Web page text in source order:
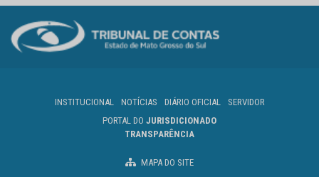
INSTITUCIONAL NOTÍCIAS DIÁRIO OFICIAL
SERVIDOR
PORTAL DO JURISDICIONADO
TRANSPARÊNCIA
MAPA DO SITE